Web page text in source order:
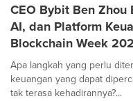
CEO Bybit Ben Zhou
AI, dan Platform
Blockchain Week
Apa langkah yang perlu
keuangan yang dapat
tak terasa kehadirannya?...